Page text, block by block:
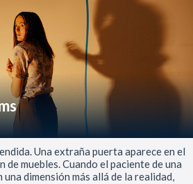
Una extraña puerta aparece en el
de muebles. Cuando el paciente de una
dimensión más allá de la realidad,